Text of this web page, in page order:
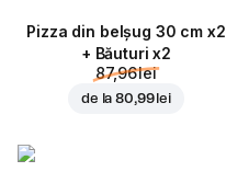
Pizza din belșug 30 cm x2
+ Băuturi x2
87,96 lei
de la80,99 lei